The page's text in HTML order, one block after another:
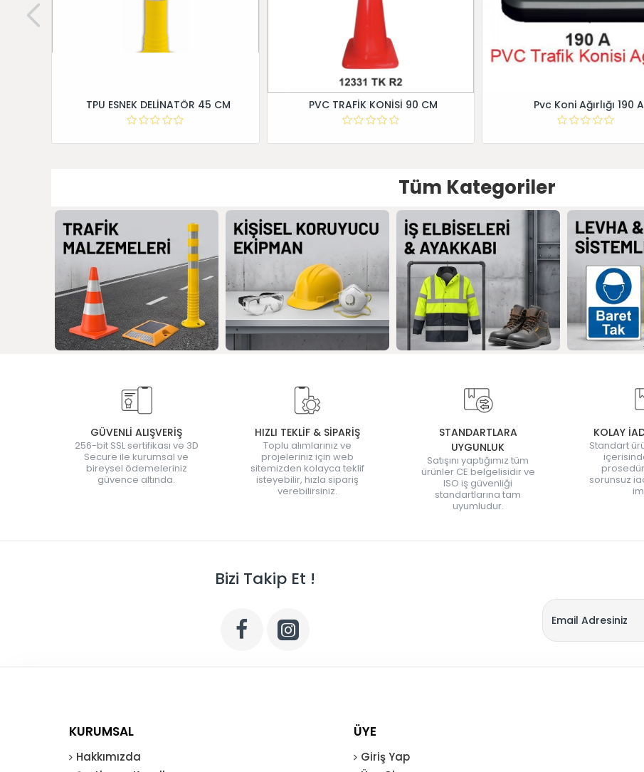
TPU ESNEK DELİNATÖR 45 CM PVC TRAFİK KONİSİ 90 CM Pvc Koni Ağırlığı 190 A
Tüm Kategoriler
GÜVENLİ ALIŞVERİŞ
256-bit SSL sertifikası ve 3D
Secure ile kurumsal ve
bireysel ödemeleriniz
güvence altında.
HIZLI TEKLİF & SİPARİŞ
Toplu alımlarınız ve
projeleriniz için web
sitemizden kolayca teklif
isteyebilir, hızla sipariş
verebilirsiniz.
STANDARTLARA
UYGUNLUK
Satışını yaptığımız tüm
ürünler CE belgelisidir ve
ISO iş güvenliği
standartlarına tam
uyumludur.
KOLAY
Standart
sorunsuz
Bizi Takip Et !
KURUMSAL
Hakkımızda
ÜYE
Giriş Yap